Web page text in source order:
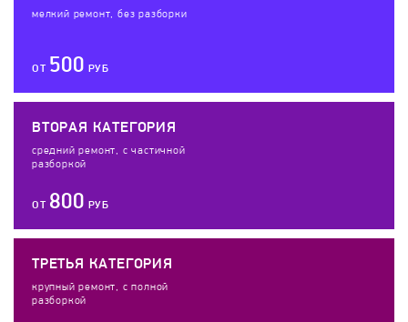
мелкий ремонт, без разборки
ОТ 500 РУБ
ВТОРАЯ КАТЕГОРИЯ
средний ремонт, с частичной
разборкой
ОТ 800 РУБ
ТРЕТЬЯ КАТЕГОРИЯ
крупный ремонт, с полной
разборкой